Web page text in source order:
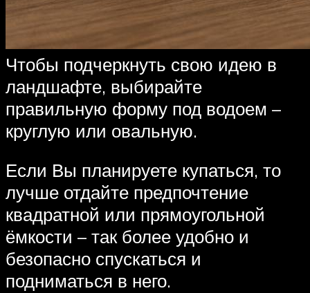
Чтобы подчеркнуть свою идею в
ландшафте, выбирайте
правильную форму под водоем –
круглую или овальную.
Если Вы планируете купаться, то
лучше отдайте предпочтение
квадратной или прямоугольной
ёмкости – так более удобно и
безопасно спускаться и
подниматься в него.